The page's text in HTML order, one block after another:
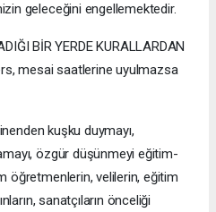
geleceğini engellemektedir.
BİR YERDE KURALLARDAN
mesai saatlerine uyulmazsa
kuşku duymayı,
özgür düşünmeyi eğitim-
öğretmenlerin, velilerin, eğitim
sanatçıların önceliği